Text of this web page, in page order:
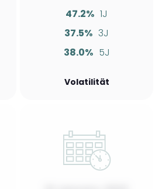
47.2% 1J
37.5% 3J
38.0% 5J
Volatilität